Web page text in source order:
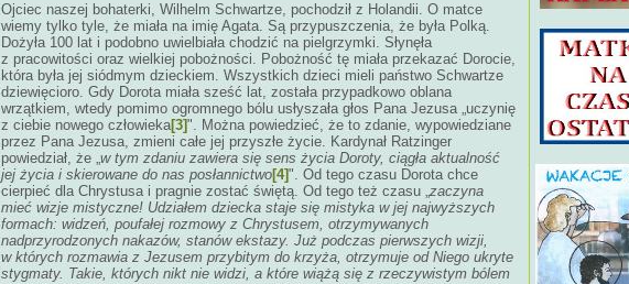
Ojciec naszej bohaterki, Wilhelm Schwartze, pochodził z Holandii. O matce
wiemy tylko tyle, że miała na imię Agata. Są przypuszczenia, że była Polką.
Dożyła 100 lat i podobno uwielbiała chodzić na pielgrzymki. Słynęła
z pracowitości oraz wielkiej pobożności. Pobożność tę miała przekazać Dorocie,
która była jej siódmym dzieckiem. Wszystkich dzieci mieli państwo Schwartze
dziewięcioro. Gdy Dorota miała sześć lat, została przypadkowo oblana
wrzątkiem, wtedy pomimo ogromnego bólu usłyszała głos Pana Jezusa „uczynię
z ciebie nowego człowieka[3]". Można powiedzieć, że to zdanie, wypowiedziane
przez Pana Jezusa, zmieni całe jej przyszłe życie. Kardynał Ratzinger
powiedział, że „w tym zdaniu zawiera się sens życia Doroty, ciągła aktualność
jej życia i skierowane do nas posłannictwo[4]". Od tego czasu Dorota chce
cierpieć dla Chrystusa i pragnie zostać świętą. Od tego też czasu „zaczyna
mieć wizje mistyczne! Udziałem dziecka staje się mistyka w jej najwyższych
formach: widzeń, poufałej rozmowy z Chrystusem, otrzymywanych
nadprzyrodzonych nakazów, stanów ekstazy. Już podczas pierwszych wizji,
w których rozmawia z Jezusem przybitym do krzyża, otrzymuje od Niego ukryte
stygmaty. Takie, których nikt nie widzi, a które wiążą się z rzeczywistym bólem